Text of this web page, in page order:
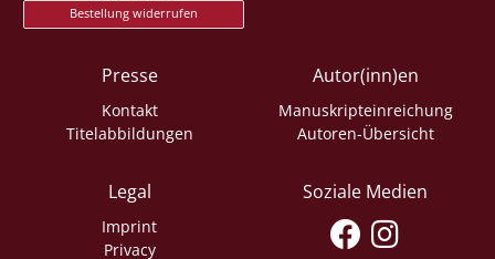
Bestellung widerrufen
Presse
Kontakt
Titelabbildungen
Autor(inn)en
Manuskripteinreichung
Autoren-Übersicht
Legal
Imprint
Privacy
Soziale Medien